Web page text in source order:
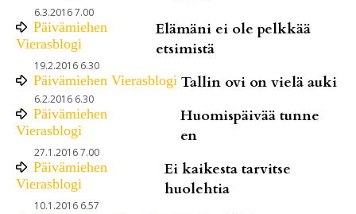
6.3.2016 7.00
Päivämiehen
Vierasblogi
Elämäni ei ole pelkkää
etsimistä
19.2.2016 6.30
Päivämiehen Vierasblogi Tallin ovi on vielä auki
6.2.2016 6.30
Päivämiehen
Vierasblogi
Huomispäivää tunne
en
27.1.2016 7.00
Päivämiehen
Vierasblogi
Ei kaikesta tarvitse
huolehtia
10.1.2016 6.57